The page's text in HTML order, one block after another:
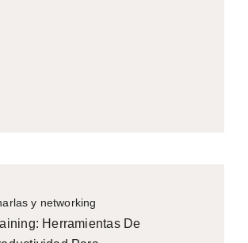
y networking
Herramientas De